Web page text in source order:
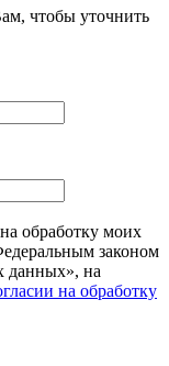
чтобы уточнить
обработку моих
законом
данных», на
на обработку